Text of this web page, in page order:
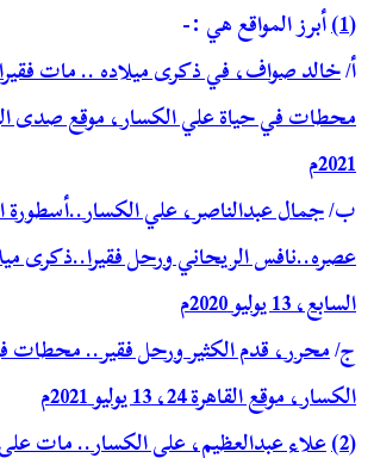
(1) أبرز المواقع هي :-
أ/خالد صواف، في ذكرى ميلاده .. مات
2021م
ب/جمال عبدالناصر، علي الكسار..أسطورة
عصره..نافس الريحاني ورحل فقيرا..ذكرى
السابع، 13 يوليو 2020م
ج/محرر، قدم الكثير ورحل فقير.. محطات
الكسار، موقع القاهرة 24، 13 يوليو 2021م
(2) علاء عبدالعظيم، علي الكسار.. مات